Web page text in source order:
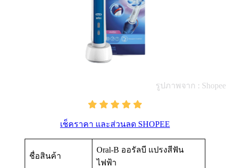
รูปภาพจาก : Shopee
เช็คราคา และส่วนลด SHOPEE
ชื่อสินค้า
Oral-B ออรัลบี แปรงสีฟัน
ไฟฟ้า